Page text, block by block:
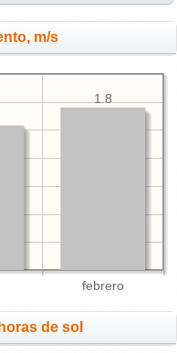
m/s
febrero
1.8
de sol